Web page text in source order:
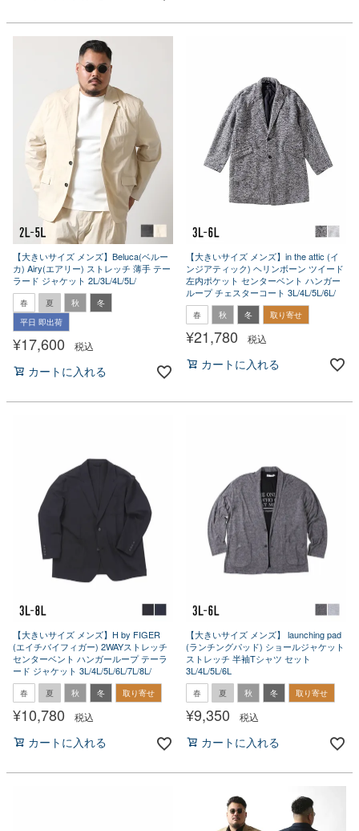
【大きいサイズ メンズ】Beluca(ベルー
カ) Airy(エアリー) ストレッチ 薄手 テー
ラード ジャケット 2L/3L/4L/5L/
春 夏 秋
冬
平日 即出荷
¥17,600 税込
カートに入れる
【大きいサイズ メンズ】in the attic (イ
ンジアティック) ヘリンボーン ツイード
左内ポケット センターベント ハンガー
ループ チェスターコート 3L/4L/5L/6L/
春 秋 冬 取り寄せ
¥21,780 税込
カートに入れる
【大きいサイズ メンズ】H by FIGER
(エイチバイフィガー) 2WAYストレッチ
センターベント ハンガーループ テーラ
ード ジャケット 3L/4L/5L/6L/7L/8L/
春 夏 秋 冬 取り寄せ
¥10,780 税込
カートに入れる
【大きいサイズ メンズ】 launching pad
(ランチングパッド) ショールジャケット
ストレッチ 半袖Tシャツ セット
3L/4L/5L/6L
春 夏 秋 冬 取り寄せ
¥9,350 税込
カートに入れる